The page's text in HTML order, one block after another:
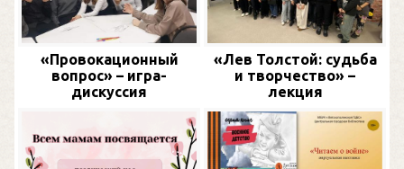
«Провокационный
вопрос» – игра-
дискуссия
«Лев Толстой: судьба
и творчество» –
лекция